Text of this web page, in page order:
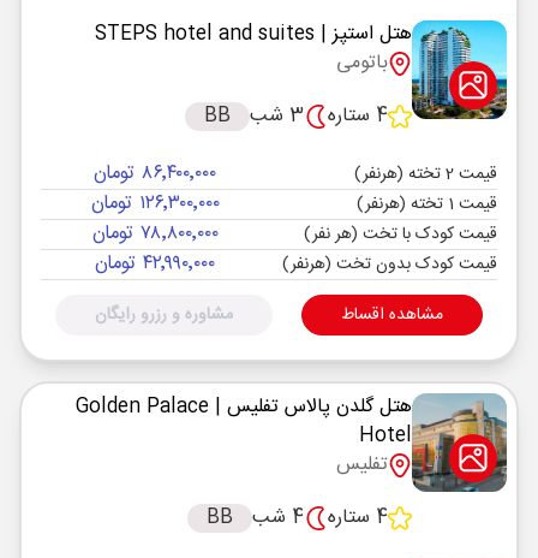
هتل استپز| STEPS hotel and suites
باتومی
4 ستاره
3 شب BB
قیمت 2 تخته (هرنفر) ۸۶٬۴۰۰٬۰۰۰ تومان
قیمت 1 تخته (هرنفر) ۱۲۶٬۳۰۰٬۰۰۰ تومان
قیمت کودک با تخت (هر نفر) ۷۸٬۸۰۰٬۰۰۰ تومان
قیمت کودک بدون تخت (هرنفر) ۴۲٬۹۹۰٬۰۰۰ تومان
مشاهده اقساط مشاوره و رزرو رایگان
هتل گلدن پالاس تفلیس | Golden Palace
Hotel
تفلیس
4 ستاره
4 شب
BB